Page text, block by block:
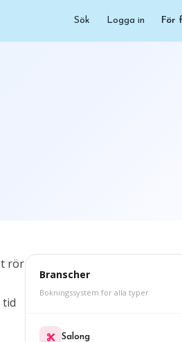
Sök Logga in För
rör
tid
Branscher
Bokningssystem för alla typer
Salong